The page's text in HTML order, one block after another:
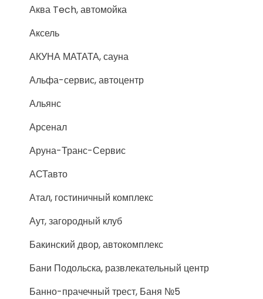
Аква Tech, автомойка
Аксель
АКУНА МАТАТА, сауна
Альфа-сервис, автоцентр
Альянс
Арсенал
Аруна-Транс-Сервис
АСТавто
Атал, гостиничный комплекс
Аут, загородный клуб
Бакинский двор, автокомплекс
Бани Подольска, развлекательный центр
Банно-прачечный трест, Баня №5